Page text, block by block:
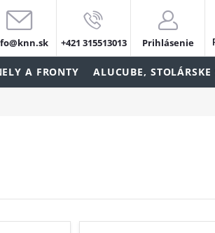
+421 315513013 Prihlásenie
A FRONTY ALUCUBE, STOLÁRSKE